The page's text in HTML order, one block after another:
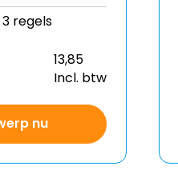
regels
13,85
Incl. btw
nu